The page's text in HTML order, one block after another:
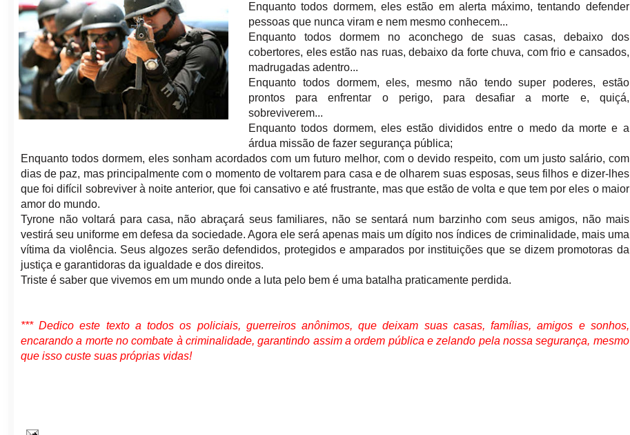
Enquanto todos dormem, eles estão em alerta máximo, tentando defender
pessoas que nunca viram e nem mesmo conhecem...
Enquanto todos dormem no aconchego de suas casas, debaixo dos
cobertores, eles estão nas ruas, debaixo da forte chuva, com frio e cansados,
madrugadas adentro...
Enquanto todos dormem, eles, mesmo não tendo super poderes, estão
prontos para enfrentar o perigo, para desafiar a morte e, quiçá,
sobreviverem...
Enquanto todos dormem, eles estão divididos entre o medo da morte e a
árdua missão de fazer segurança pública;
Enquanto todos dormem, eles sonham acordados com um futuro melhor, com o devido respeito, com um justo salário, com
dias de paz, mas principalmente com o momento de voltarem para casa e de olharem suas esposas, seus filhos e dizer-lhes
que foi difícil sobreviver à noite anterior, que foi cansativo e até frustrante, mas que estão de volta e que tem por eles o maior
amor do mundo.
Tyrone não voltará para casa, não abraçará seus familiares, não se sentará num barzinho com seus amigos, não mais
vestirá seu uniforme em defesa da sociedade. Agora ele será apenas mais um dígito nos índices de criminalidade, mais uma
vítima da violência. Seus algozes serão defendidos, protegidos e amparados por instituições que se dizem promotoras da
justiça e garantidoras da igualdade e dos direitos.
Triste é saber que vivemos em um mundo onde a luta pelo bem é uma batalha praticamente perdida.
*** Dedico este texto a todos os policiais, guerreiros anônimos, que deixam suas casas, famílias, amigos e sonhos,
encarando a morte no combate à criminalidade, garantindo assim a ordem pública e zelando pela nossa segurança, mesmo
que isso custe suas próprias vidas!